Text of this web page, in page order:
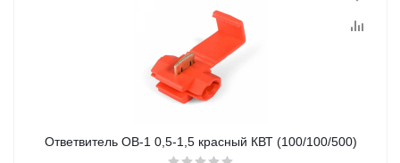
Ответвитель ОВ-1 0,5-1,5 красный КВТ (100/100/500)